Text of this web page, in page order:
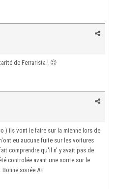
de Ferrarista ! 😉
) ils vont le faire sur la mienne lors de
eu aucune fuite sur les voitures
comprendre qu'il n' y avait pas de
controlée avant une sorite sur le
soirée A+